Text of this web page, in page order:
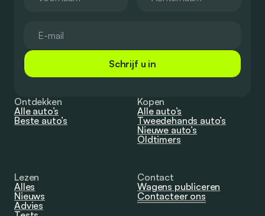
Schrijf u in
Ontdekken
Alle auto’s
Beste auto’s
Kopen
Alle auto’s
Tweedehands auto’s
Nieuwe auto’s
Oldtimers
Lezen
Alles
Nieuws
Advies
Contact
Wagens publiceren
Contacteer ons